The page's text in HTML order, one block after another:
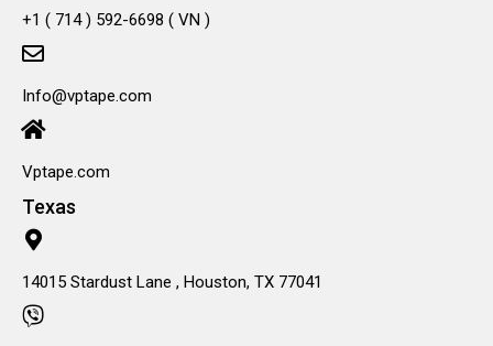
+1 ( 714 ) 592-6698 ( VN )
Info@vptape.com
Vptape.com
Texas
14015 Stardust Lane , Houston, TX 77041